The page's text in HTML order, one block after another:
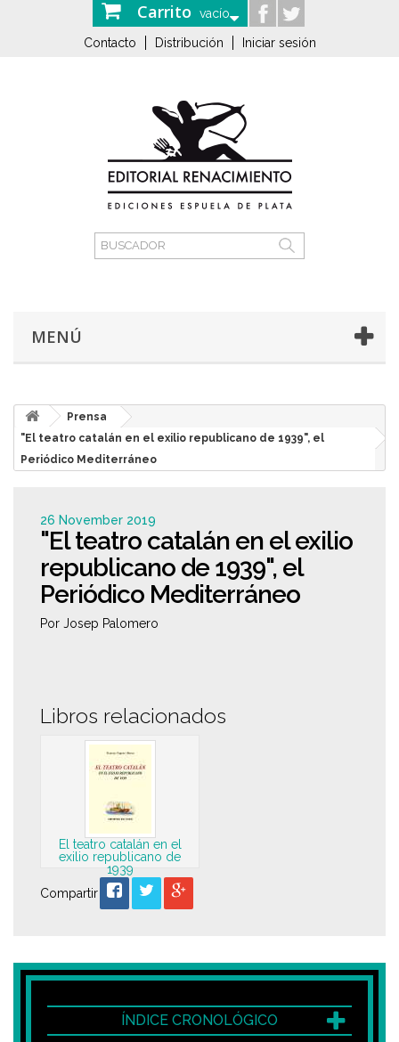
Carrito vacío
Contacto Distribución Iniciar sesión
MENÚ
Prensa
"El teatro catalán en el exilio republicano de 1939", el
Periódico Mediterráneo
26 November 2019
"El teatro catalán en el exilio
republicano de 1939", el
Periódico Mediterráneo
Por Josep Palomero
Libros relacionados
El teatro catalán en el
exilio republicano de
1939
Compartir
ÍNDICE CRONOLÓGICO